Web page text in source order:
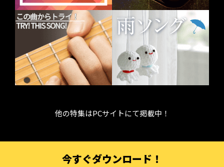
他の特集はPCサイトにて掲載中！
今すぐダウンロード！